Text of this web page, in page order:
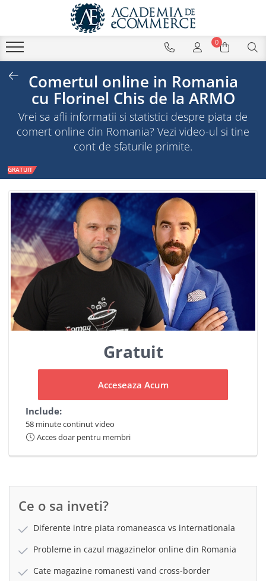
0
Comertul online in Romania
cu Florinel Chis de la ARMO
Vrei sa afli informatii si statistici despre piata de
comert online din Romania? Vezi video-ul si tine
cont de sfaturile primite.
GRATUIT
Gratuit
Acceseaza Acum
Include:
58 minute continut video
Acces doar pentru membri
Ce o sa inveti?
Diferente intre piata romaneasca vs internationala
Probleme in cazul magazinelor online din Romania
Cate magazine romanesti vand cross-border